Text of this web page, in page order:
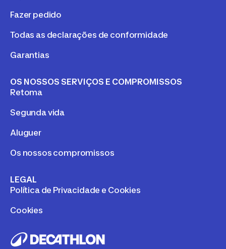
Fazer pedido
Todas as declarações de conformidade
Garantias
OS NOSSOS SERVIÇOS E COMPROMISSOS
Retoma
Segunda vida
Aluguer
Os nossos compromissos
LEGAL
Política de Privacidade e Cookies
Cookies